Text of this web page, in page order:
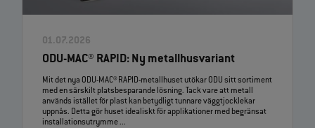
01.07.2026
ODU-MAC® RAPID: Ny metallhusvariant
Mit det nya ODU-MAC® RAPID-metallhuset utökar ODU sitt sortiment
med en särskilt platsbesparande lösning. Tack vare att metall
används istället för plast kan betydligt tunnare väggtjocklekar
uppnås. Detta gör huset idealiskt för applikationer med begränsat
installationsutrymme ...